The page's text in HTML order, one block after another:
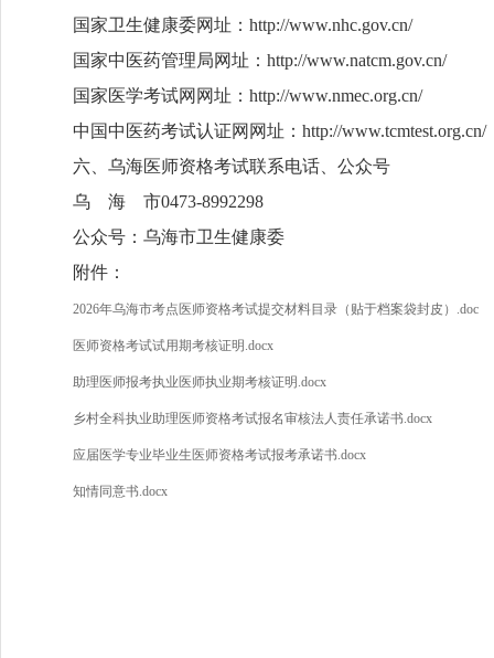
国家卫生健康委网址：http://www.nhc.gov.cn/
国家中医药管理局网址：http://www.natcm.gov.cn/
国家医学考试网网址：http://www.nmec.org.cn/
中国中医药考试认证网网址：http://www.tcmtest.org.cn/
六、乌海医师资格考试联系电话、公众号
乌 海 市0473-8992298
公众号：乌海市卫生健康委
附件：
2026年乌海市考点医师资格考试提交材料目录（贴于档案袋封皮）.doc
医师资格考试试用期考核证明.docx
助理医师报考执业医师执业期考核证明.docx
乡村全科执业助理医师资格考试报名审核法人责任承诺书.docx
应届医学专业毕业生医师资格考试报考承诺书.docx
知情同意书.docx